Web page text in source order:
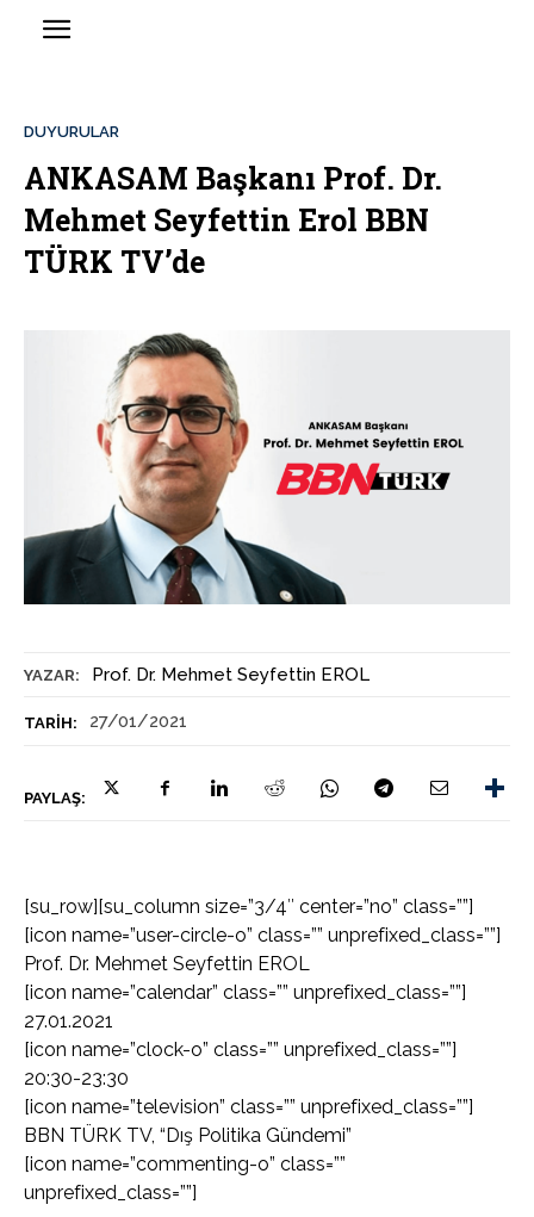
YAZAR: Prof. Dr. Mehmet Seyfettin EROL
TARIH: 27/01/2021
PAYLAŞ:
DUYURULAR
ANKASAM Başkanı Prof. Dr.
Mehmet Seyfettin Erol BBN
TÜRK TV’de
[su_row][su_column size=”3/4″ center=”no” class=””]
[icon name=”user-circle-o” class=”” unprefixed_class=””]
Prof. Dr. Mehmet Seyfettin EROL
[icon name=”calendar” class=”” unprefixed_class=””]
27.01.2021
[icon name=”clock-o” class=”” unprefixed_class=””]
20:30-23:30
[icon name=”television” class=”” unprefixed_class=””]
BBN TÜRK TV, “Dış Politika Gündemi”
[icon name=”commenting-o” class=””
unprefixed_class=””]